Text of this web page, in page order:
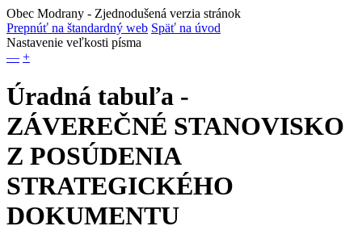
Obec Modrany - Zjednodušená verzia stránok
Prepnúť na štandardný web Späť na úvod
Nastavenie veľkosti písma
— +
Úradná tabuľa -
ZÁVEREČNÉ STANOVISKO
Z POSÚDENIA
STRATEGICKÉHO
DOKUMENTU